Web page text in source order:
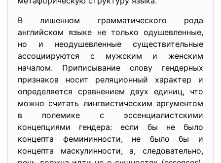
В лишенном грамматического рода
английском языке не только одушевленные,
но и неодушевленные существительные
ассоциируются с мужским и женским
началом. Приписывание слову гендерных
признаков носит реляционный характер и
определяется сравнением двух единиц, что
можно считать лингвистическим аргументом
в полемике с эссенциалистскими
концепциями гендера: если бы не было
концепта фемининности, не было бы и
концепта маскулинности, а, следовательно,